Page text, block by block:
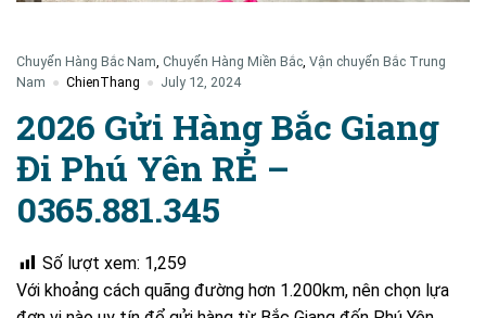
Chuyển Hàng Bắc Nam Chuyển Hàng Miền Bắc Vận chuyển Bắc Trung
Nam
ChienThang July 12, 2024
2026 Gửi Hàng Bắc Giang
Đi Phú Yên RẺ –
0365.881.345
Số lượt xem: 1,259
Với khoảng cách quãng đường hơn 1.200km, nên chọn lựa